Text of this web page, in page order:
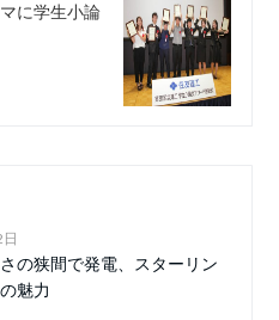
に学生小論
の狭間で発電、スターリン
魅力